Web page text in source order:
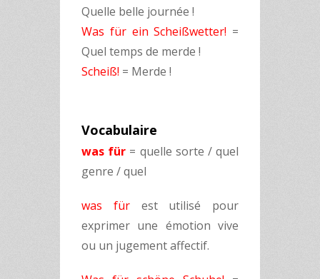
Quelle belle journée !
Was für ein Scheißwetter! =
Quel temps de merde !
Scheiß! = Merde !
Vocabulaire
was für = quelle sorte / quel
genre / quel
was fürest utilisé pour
exprimer une émotion vive
ou un jugement affectif.